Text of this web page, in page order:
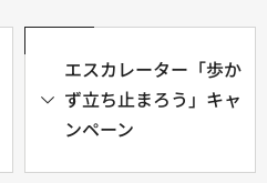
エスカレーター「歩か
ず立ち止まろう」キャ
ンペーン